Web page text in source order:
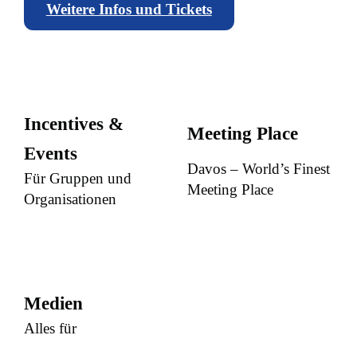
Weitere Infos und Tickets
Incentives &
Events
Für Gruppen und
Organisationen
Meeting Place
Davos – World’s Finest
Meeting Place
Medien
Alles für